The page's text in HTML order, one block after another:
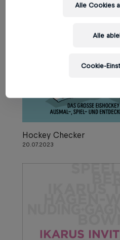
Hockey Checker
20.07.2023
Alle
Alle Cookies
Cookie-